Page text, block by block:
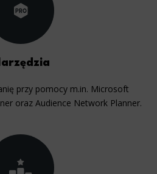
przy pomocy m.in. Microsoft
oraz Audience Network Planner.